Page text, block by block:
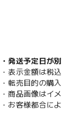
・発送予定日が
・表示金額は税
・転売目的の購
・商品画像はイ
・お客様都合に